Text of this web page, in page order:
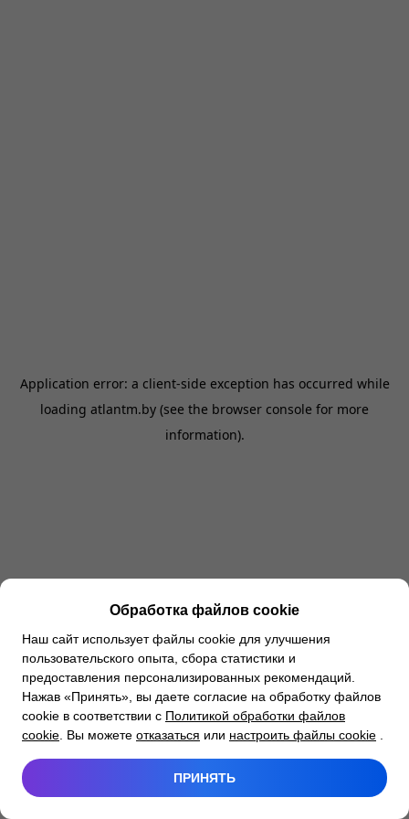
Application error: a client-side exception has occurred while
loading atlantm.by (see the browser console for more
information).
Обработка файлов cookie
Наш сайт использует файлы cookie для улучшения
пользовательского опыта, сбора статистики и
предоставления персонализированных рекомендаций.
Нажав «Принять», вы даете согласие на обработку файлов
cookie в соответствии с Политикой обработки файлов
cookie . Вы можете отказаться или настроить файлы cookie
ПРИНЯТЬ